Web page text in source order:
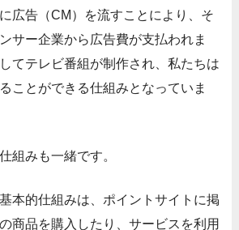
広告（CM）を流すことにより、そ
サー企業から広告費が支払われま
てテレビ番組が制作され、私たちは
ことができる仕組みとなっていま
組みも一緒です。
本的仕組みは、ポイントサイトに掲
商品を購入したり、サービスを利用